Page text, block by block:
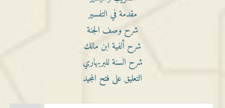
مقدمة في التفسير
شرح وصف الجنة
شرح ألفية ابن مالك
شرح السنة للبربهاري
التعليق على فتح المجيد